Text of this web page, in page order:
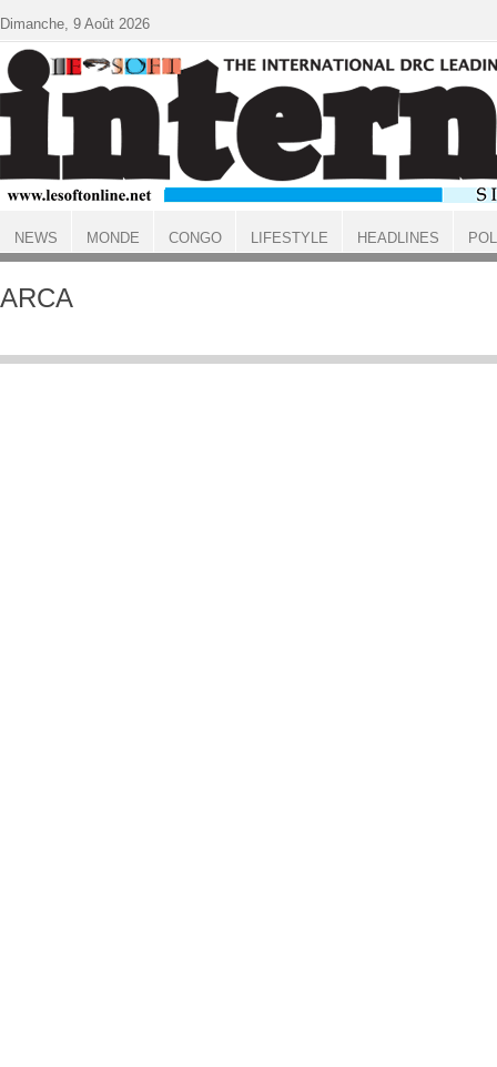
ACCUEIL
ARCA
Dimanche, 9 Août 2026
NEWS MONDE CONGO LIFESTYLE HEADLINES